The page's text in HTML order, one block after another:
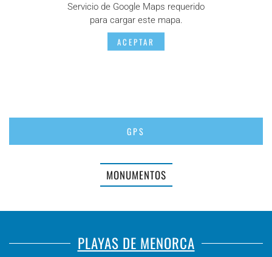
Servicio de Google Maps requerido
para cargar este mapa.
ACEPTAR
GPS
MONUMENTOS
PLAYAS DE MENORCA